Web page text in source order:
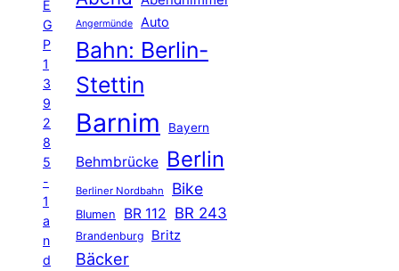
E
G
P
1
3
9
2
8
5
-
1
a
n
d
Angermünde Auto
Bahn: Berlin-
Stettin
Barnim Bayern
Behmbrücke Berlin
Berliner Nordbahn Bike
Blumen BR 112 BR 243
Brandenburg Britz
Bäcker